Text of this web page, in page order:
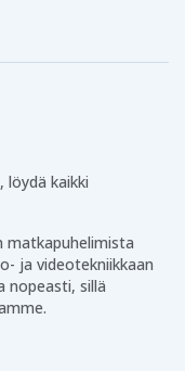
löydä kaikki
matkapuhelimista
ja videotekniikkaan
nopeasti, sillä